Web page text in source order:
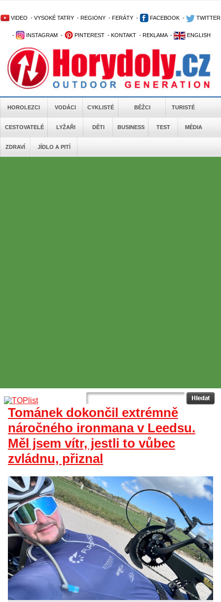
VIDEO - VYSOKÉ TATRY - REGIONY - FERÁTY - FACEBOOK - TWITTER
- INSTAGRAM - PINTEREST - KONTAKT - REKLAMA - ENGLISH
HOROLEZCI VODÁCI CYKLISTÉ BĚŽCI TURISTÉ
CESTOVATELÉ LYŽAŘI DĚTI BUSINESS TEST MÉDIA
ZDRAVÍ JÍDLO A PITÍ
Tománek dokončil extrémně
náročného ironmana v Leedsu.
Měl jsem vítr, jestli to vůbec
zvládnu, přiznal